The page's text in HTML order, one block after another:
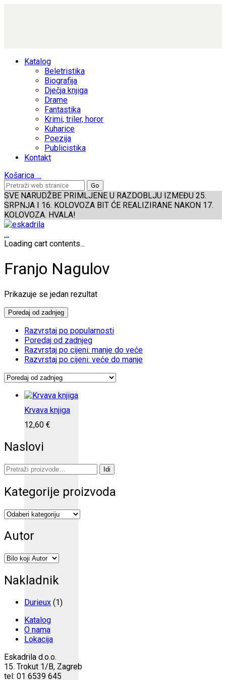
Katalog
Beletristika
Biografija
Dječja knjiga
Drame
Fantastika
Krimi, triler, horor
Kuharice
Poezija
Publicistika
Kontakt
Košarica …
SVE NARUDŽBE PRIMLJENE U RAZDOBLJU IZMEĐU 25.
SRPNJA I 16. KOLOVOZA BIT ĆE REALIZIRANE NAKON 17.
KOLOVOZA. HVALA!
…
Loading cart contents...
Franjo Nagulov
Prikazuje se jedan rezultat
Poredaj od zadnjeg
Razvrstaj po popularnosti
Poredaj od zadnjeg
Razvrstaj po cijeni: manje do veće
Razvrstaj po cijeni: veće do manje
Krvava knjiga
12,60 €
Naslovi
Pretraži: Idi
Kategorije proizvoda
Autor
Nakladnik
Durieux (1)
Katalog
O nama
Lokacija
Eskadrila d.o.o.
15. Trokut 1/B, Zagreb
tel: 01 6539 645